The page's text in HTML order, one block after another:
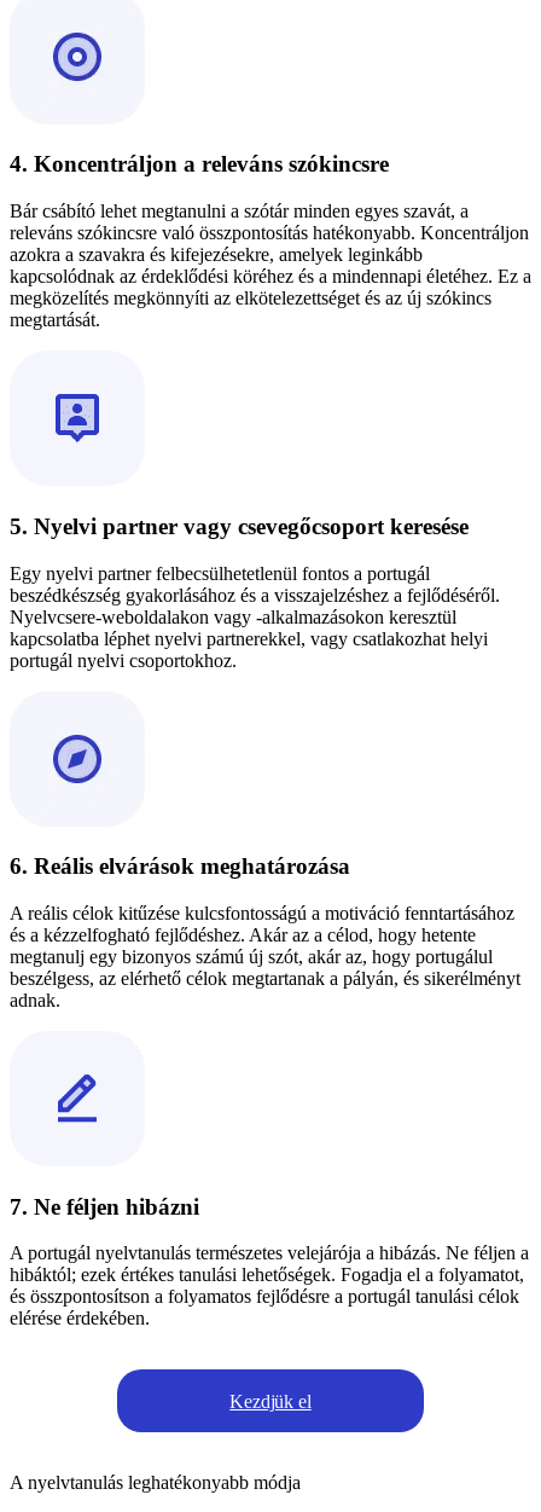
4. Koncentráljon a releváns szókincsre
Bár csábító lehet megtanulni a szótár minden egyes szavát, a
releváns szókincsre való összpontosítás hatékonyabb. Koncentráljon
azokra a szavakra és kifejezésekre, amelyek leginkább
kapcsolódnak az érdeklődési köréhez és a mindennapi életéhez. Ez a
megközelítés megkönnyíti az elkötelezettséget és az új szókincs
megtartását.
5. Nyelvi partner vagy csevegőcsoport keresése
Egy nyelvi partner felbecsülhetetlenül fontos a portugál
beszédkészség gyakorlásához és a visszajelzéshez a fejlődéséről.
Nyelvcsere-weboldalakon vagy -alkalmazásokon keresztül
kapcsolatba léphet nyelvi partnerekkel, vagy csatlakozhat helyi
portugál nyelvi csoportokhoz.
6. Reális elvárások meghatározása
A reális célok kitűzése kulcsfontosságú a motiváció fenntartásához
és a kézzelfogható fejlődéshez. Akár az a célod, hogy hetente
megtanulj egy bizonyos számú új szót, akár az, hogy portugálul
beszélgess, az elérhető célok megtartanak a pályán, és sikerélményt
adnak.
7. Ne féljen hibázni
A portugál nyelvtanulás természetes velejárója a hibázás. Ne féljen a
hibáktól; ezek értékes tanulási lehetőségek. Fogadja el a folyamatot,
és összpontosítson a folyamatos fejlődésre a portugál tanulási célok
elérése érdekében.
Kezdjük el
A nyelvtanulás leghatékonyabb módja